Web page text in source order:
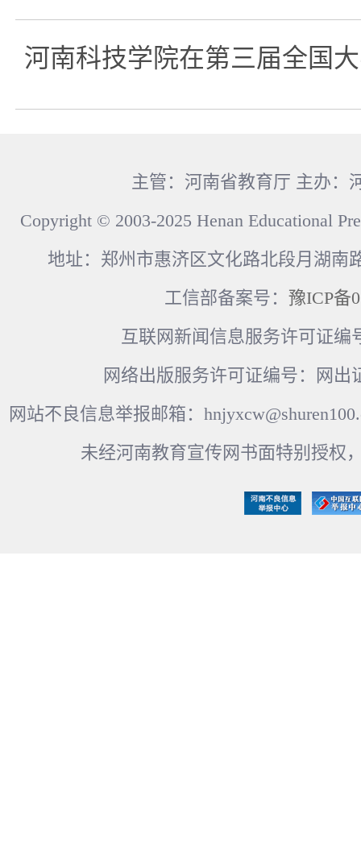
河南科技学院在第三届全国
主管：河南省教育厅 主办：
Copyright © 2003-2025 Henan Educational
地址：郑州市惠济区文化路北段月湖南
工信部备案号： 豫ICP备
互联网新闻信息服务许可证编
网络出版服务许可证编号：网出
网站不良信息举报邮箱：
未经河南教育宣传网书面特别授权